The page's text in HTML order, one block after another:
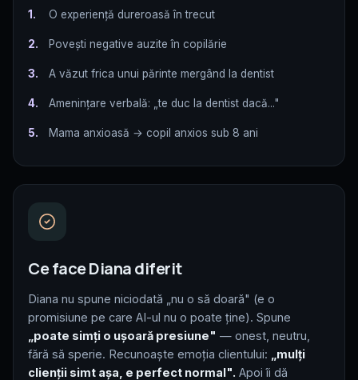
1. O experiență dureroasă în trecut
2. Povești negative auzite în copilărie
3. A văzut frica unui părinte mergând la dentist
4. Amenințare verbală: „te duc la dentist dacă..."
5. Mama anxioasă → copil anxios sub 8 ani
Ce face Diana diferit
Diana nu spune niciodată „nu o să doară" (e o
promisiune pe care AI-ul nu o poate ține). Spune
„poate simți o ușoară presiune" — onest, neutru,
fără să sperie. Recunoaște emoția clientului:
„mulți
clienții simt așa, e perfect normal". Apoi îi dă